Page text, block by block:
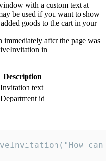
with a custom text at
be used if you want to show
goods to the cart in your
after the page was
in
Description
Invitation text
Department id